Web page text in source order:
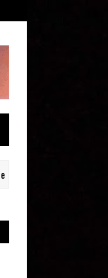
armas ocupadas en